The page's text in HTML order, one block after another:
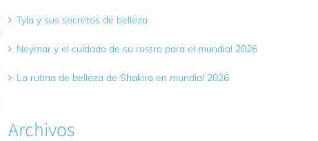
Tyla y sus secretos de belleza
Neymar y el cuidado de su rostro para el mundial 2026
La rutina de belleza de Shakira en mundial 2026
Archivos